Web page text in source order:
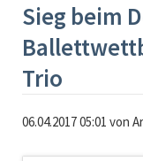
Sieg beim
Trio
06.04.2017 05:01 von